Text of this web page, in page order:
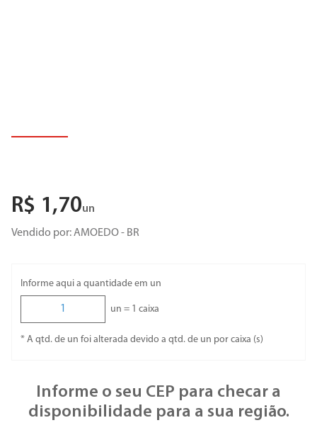
R$ 1,70un
Vendido por:AMOEDO - BR
Informe aqui a quantidade em un
un = 1 caixa
* A qtd. de un foi alterada devido a qtd. de un por caixa (s)
Informe o seu CEP para checar a
disponibilidade para a sua região.